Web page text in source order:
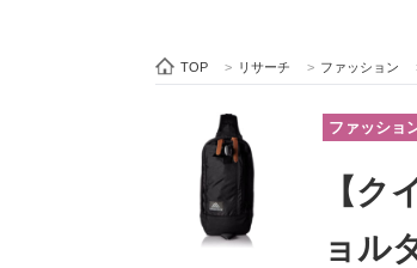
ビジネスと働き方のヒント
ITエンジニア向け専門サイト
TOP > リサーチ > ファッション
ファッショ
【ク
ョル